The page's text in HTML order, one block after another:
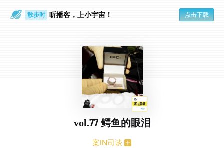
通勤路上 听播客，上小宇宙！ 点击下载
vol.77 鳄鱼的眼泪
案IN司谈